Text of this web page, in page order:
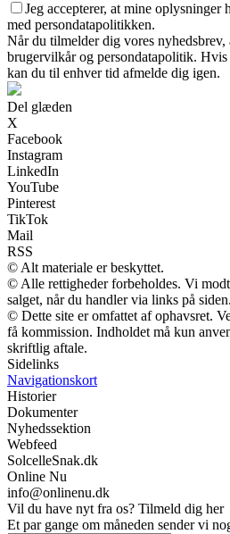
Jeg accepterer, at mine oplysninger
med persondatapolitikken.
Når du tilmelder dig vores nyhedsbrev,
brugervilkår og persondatapolitik.
kan du til enhver tid afmelde dig igen.
Del glæden
X
Facebook
Instagram
LinkedIn
YouTube
Pinterest
TikTok
Mail
RSS
© Alt materiale er beskyttet.
© Alle rettigheder forbeholdes. Vi
salget, når du handler via links på siden.
© Dette site er omfattet af ophavsret.
få kommission. Indholdet må kun
skriftlig aftale.
Sidelinks
Navigationskort
Historier
Dokumenter
Nyhedssektion
Webfeed
SolcelleSnak.dk
Online Nu
info@onlinenu.dk
Vil du have nyt fra os? Tilmeld dig her
Et par gange om måneden sender vi